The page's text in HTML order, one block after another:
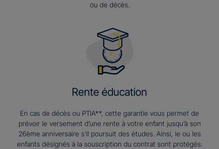
ou de décès.
Rente éducation
En cas de décès ou PTIA**, cette garantie vous permet de
prévoir le versement d’une rente à votre enfant jusqu’à son
26ème anniversaire s’il poursuit des études. Ainsi, le ou les
enfants désignés à la souscription du contrat sont protégés.